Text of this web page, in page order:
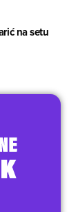
na setu